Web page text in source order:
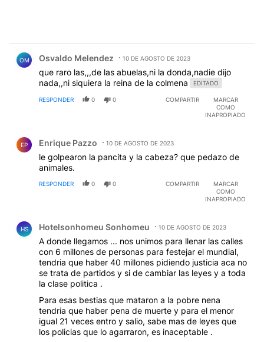
OM Osvaldo Melendez 10 DE AGOSTO DE 2023
que raro las,,,de las abuelas,ni la donda,nadie dijo
nada,,ni siquiera la reina de la colmena
EDITADO
RESPONDER 0 0 COMPARTIR
MARCAR
COMO
INAPROPIADO
EP Enrique Pazzo 10 DE AGOSTO DE 2023
le golpearon la pancita y la cabeza? que pedazo de
animales.
RESPONDER 0 0 COMPARTIR
MARCAR
COMO
INAPROPIADO
HS Hotelsonhomeu Sonhomeu 10 DE AGOSTO DE 2023
A donde llegamos ... nos unimos para llenar las calles
con 6 millones de personas para festejar el mundial,
tendria que haber 40 millones pidiendo justicia aca no
se trata de partidos y si de cambiar las leyes y a toda
la clase politica .
Para esas bestias que mataron a la pobre nena
tendria que haber pena de muerte y para el menor
igual 21 veces entro y salio, sabe mas de leyes que
los policias que lo agarraron, es inaceptable .